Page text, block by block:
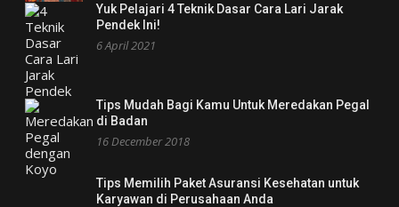
Yuk Pelajari 4 Teknik Dasar Cara Lari Jarak
Pendek Ini!
6 April 2021
Tips Mudah Bagi Kamu Untuk Meredakan Pegal
di Badan
16 December 2018
Tips Memilih Paket Asuransi Kesehatan untuk
Karyawan di Perusahaan Anda